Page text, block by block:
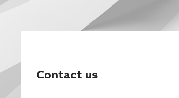
Contact us